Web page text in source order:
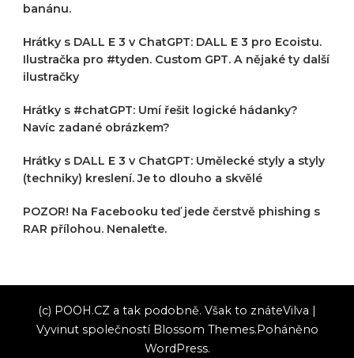
banánu.
Hrátky s DALL E 3 v ChatGPT: DALL E 3 pro Ecoistu.
Ilustračka pro #tyden. Custom GPT. A nějaké ty další
ilustračky
Hrátky s #chatGPT: Umí řešit logické hádanky?
Navíc zadané obrázkem?
Hrátky s DALL E 3 v ChatGPT: Umělecké styly a styly
(techniky) kreslení. Je to dlouho a skvělé
POZOR! Na Facebooku teď jede čerstvě phishing s
RAR přílohou. Nenaleťte.
(c) POOH.CZ a tak podobně. Však to znáteVilva |
Vyvinut společností Blossom Themes.Poháněno
WordPress.